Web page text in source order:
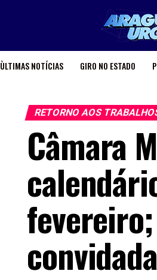
ÙLTIMAS NOTÍCIAS GIRO NO ESTADO
RETORNO AOS
Câmara
convidada